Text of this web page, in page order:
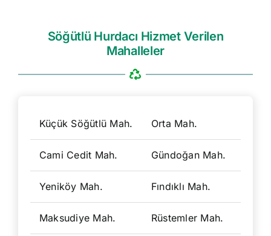
Söğütlü Hurdacı Hizmet Verilen
Mahalleler
Küçük Söğütlü Mah. Orta Mah.
Cami Cedit Mah. Gündoğan Mah.
Yeniköy Mah. Fındıklı Mah.
Maksudiye Mah. Rüstemler Mah.